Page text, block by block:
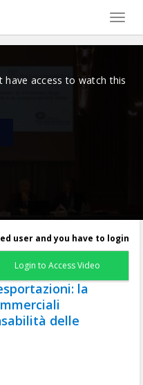
Toggle
user and you have to login
Login to Access Video
la
delle